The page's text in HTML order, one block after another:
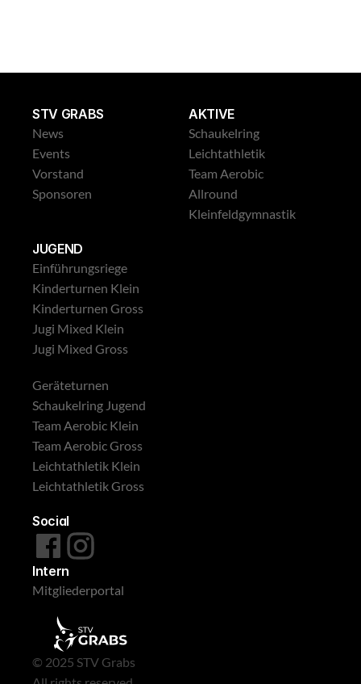
© 2025 STV Grabs
STV GRABS
News
Events
Vorstand
Sponsoren
AKTIVE
Schaukelring
Leichtathletik
Team Aerobic
Allround
Kleinfeldgymnastik
JUGEND
Einführungsriege
Kinderturnen Klein
Kinderturnen Gross
Jugi Mixed Klein
Jugi Mixed Gross
Geräteturnen
Schaukelring Jugend
Team Aerobic Klein
Team Aerobic Gross
Leichtathletik Klein
Leichtathletik Gross
Social
Intern
Mitgliederportal